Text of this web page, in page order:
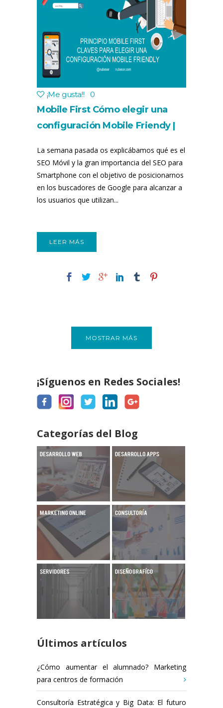
¡Me gusta!! 0
Mobile First Cómo elegir una
configuración Mobile Friendy |
La semana pasada os explicábamos qué es el
SEO Móvil y la gran importancia del SEO para
Smartphone con el objetivo de posicionarnos
en los buscadores de Google para alcanzar a
los usuarios que utilizan...
LEER MÁS
MOSTRAR MÁS
¡Síguenos en Redes Sociales!
Categorías del Blog
Últimos artículos
¿Cómo aumentar el alumnado? Marketing
para centros de formación
Consultoría Estratégica y Big Data: El futuro